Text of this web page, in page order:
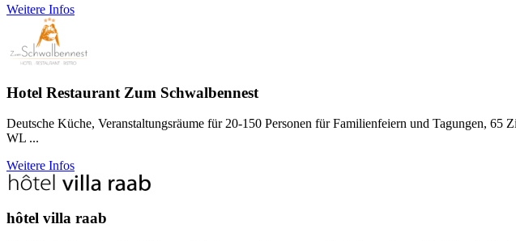
Weitere Infos
Hotel Restaurant Zum Schwalbennest
Deutsche Küche, Veranstaltungsräume für 20-150 Personen für Familienfeiern und Tagungen,
WL ...
Weitere Infos
hôtel villa raab